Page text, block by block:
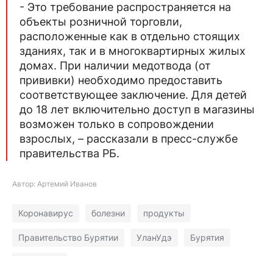
- Это требование распространяется на
объекты розничной торговли,
расположенные как в отдельно стоящих
зданиях, так и в многоквартирных жилых
домах. При наличии медотвода (от
прививки) необходимо предоставить
соответствующее заключение. Для детей
до 18 лет включительно доступ в магазины
возможен только в сопровождении
взрослых, – рассказали в пресс-службе
правительства РБ.
Автор: Артемий Иванов
Коронавирус болезни продукты
Правительство Бурятии УланУдэ Бурятия